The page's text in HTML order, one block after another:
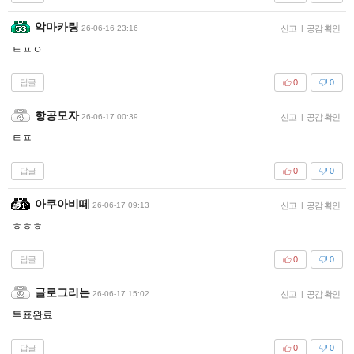
악마카링 26-06-16 23:16 신고 | 공감 확인
ㅌㅍㅇ
답글 0
0
항공모자 26-06-17 00:39 신고 | 공감 확인
ㅌㅍ
답글 0
0
아쿠아비떼 26-06-17 09:13 신고 | 공감 확인
ㅎㅎㅎ
답글 0
0
글로그리는 26-06-17 15:02 신고 | 공감 확인
투표완료
답글 0
0